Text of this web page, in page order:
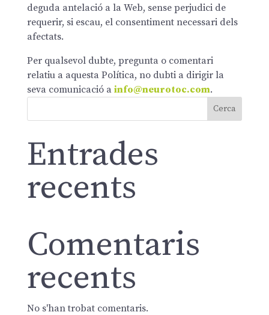
deguda antelació a la Web, sense perjudici de
requerir, si escau, el consentiment necessari dels
afectats.
Per qualsevol dubte, pregunta o comentari
relatiu a aquesta Política, no dubti a dirigir la
seva comunicació a info@neurotoc.com.
Cerca
Entrades
recents
Comentaris
recents
No s'han trobat comentaris.